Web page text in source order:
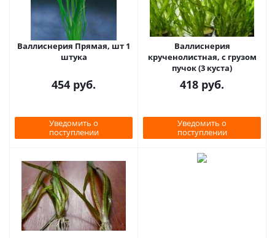
Валлиснерия Прямая, шт 1
штука
454 руб.
Уведомить о
поступлении
Валлиснерия
крученолистная, с грузом
пучок (3 куста)
418 руб.
Уведомить о
поступлении